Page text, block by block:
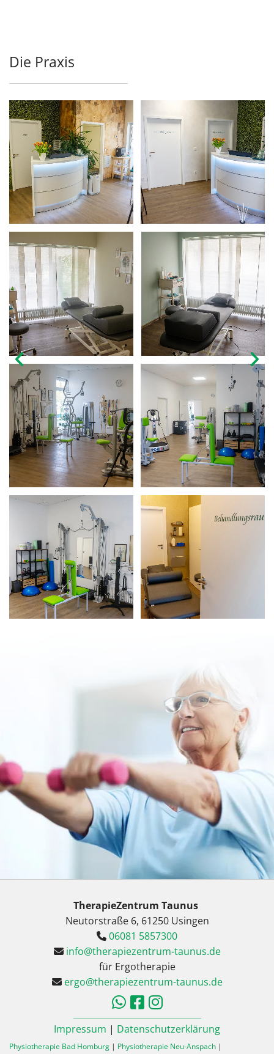
Die Praxis
TherapieZentrum Taunus
Neutorstraße 6, 61250 Usingen
 06081 5857300
 info@therapiezentrum-taunus.de
für Ergotherapie
 ergo@therapiezentrum-taunus.de
  
Impressum | Datenschutzerklärung
Physiotherapie Bad Homburg | Physiotherapie Neu-Anspach |